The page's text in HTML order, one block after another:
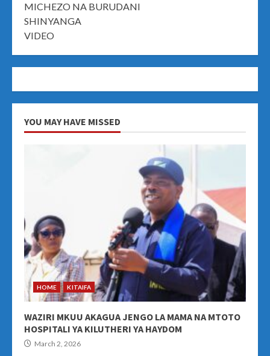
MICHEZO NA BURUDANI
SHINYANGA
VIDEO
YOU MAY HAVE MISSED
HOME KITAIFA
WAZIRI MKUU AKAGUA JENGO LA MAMA NA MTOTO
HOSPITALI YA KILUTHERI YA HAYDOM
March 2, 2026